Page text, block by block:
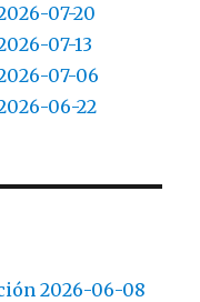
07-20
07-13
07-06
06-22
2026-06-08